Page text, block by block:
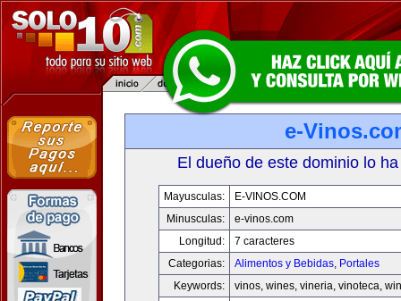
e-
El dueño de este dominio lo
Mayusculas:
E-VINOS.COM
Minusculas:
e-vinos.com
Longitud:
7 caracteres
Categorias:
Alimentos y Bebidas, Portales
Keywords:
vinos, wines, vineria, vinoteca,